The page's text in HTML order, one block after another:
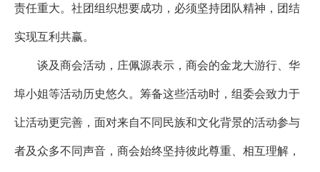
责任重大。社团组织想要成功，必须坚持团队精神，团结
实现互利共赢。
谈及商会活动，庄佩源表示，商会的金龙大游行、华
埠小姐等活动历史悠久。筹备这些活动时，组委会致力于
让活动更完善，面对来自不同民族和文化背景的活动参与
者及众多不同声音，商会始终坚持彼此尊重、相互理解，